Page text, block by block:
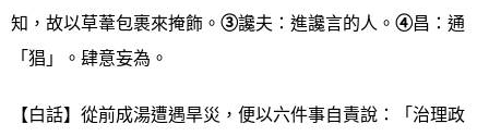
知，故以草葦包裹來掩飾。 ③讒夫：進讒言的人。 ④昌：通
「猖」。肆意妄為。
【白話】從前成湯遭遇旱災，便以六件事自責說：「治理政